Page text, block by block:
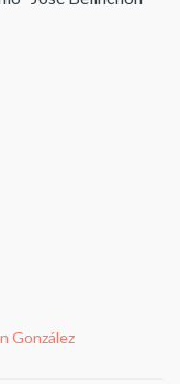
González